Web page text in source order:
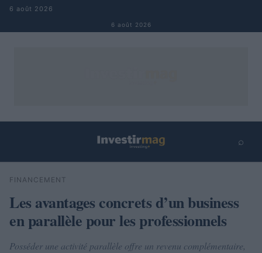
Aller au contenu
6 août 2026
6 août 2026
⌕
Rechercher
FINANCEMENT
Les avantages concrets d’un business
en parallèle pour les professionnels
Posséder une activité parallèle offre un revenu complémentaire,